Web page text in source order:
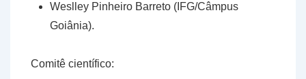
Weslley Pinheiro Barreto (IFG/Câmpus
Goiânia).
Comitê científico: